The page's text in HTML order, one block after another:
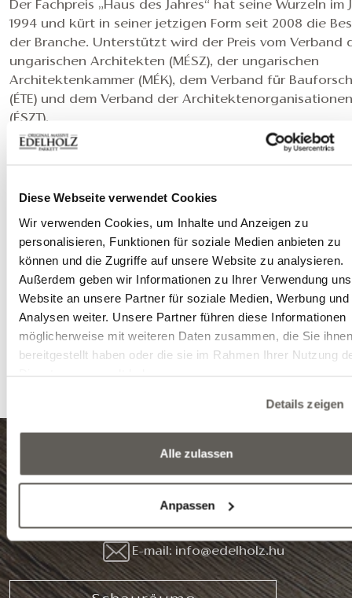
Diese Webseite verwendet Cookies
Wir verwenden Cookies, um Inhalte und Anzeigen zu
personalisieren, Funktionen für soziale Medien anbieten zu
können und die Zugriffe auf unsere Website zu analysieren.
Außerdem geben wir Informationen zu Ihrer Verwendung
Website an unsere Partner für soziale Medien, Werbung und
Analysen weiter. Unsere Partner führen diese Informationen
möglicherweise mit weiteren Daten zusammen, die Sie ihnen
bereitgestellt haben oder die sie im Rahmen Ihrer Nutzung
Details zeigen
Alle zulassen
Anpassen
Der Fachpreis „Haus des Jahres“ hat seine Wurzeln im
1994 und kürt in seiner jetzigen Form seit 2008 die
der Branche. Unterstützt wird der Preis vom Verband
ungarischen Architekten (MÉSZ), der ungarischen
Architektenkammer (MÉK), dem Verband für
(ÉTE) und dem Verband der Architektenorganisationen
(ÉSZT).
Aus all diesen Gründen und natürlich wegen der
gewählt haben, der von einem einzigartigen
Hier können Sie über unsere klassischen und
Treppen
lesen, und
unsere fachkundigen
stehen Ihnen bei der Verwirklichung Ihrer individuellen
Tel.: (+36) 92 571 028
E-mail: info@edelholz.hu